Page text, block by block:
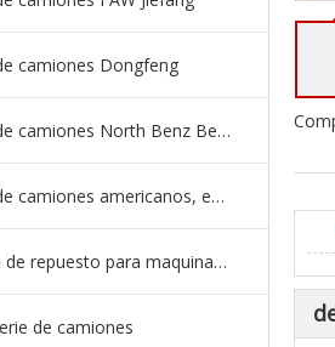
camiones Dongfeng
Serie de camiones North Benz Beiben
Serie de camiones americanos, europeos y japoneses
Piezas de repuesto para maquinaria de ingeniería de camiones mineros
de camiones